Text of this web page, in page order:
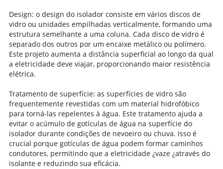
Design: o design do isolador consiste em vários discos de
vidro ou unidades empilhadas verticalmente, formando uma
estrutura semelhante a uma coluna. Cada disco de vidro é
separado dos outros por um encaixe metálico ou polímero.
Este projeto aumenta a distância superficial ao longo da qual
a eletricidade deve viajar, proporcionando maior resistência
elétrica.
Tratamento de superfície: as superfícies de vidro são
frequentemente revestidas com um material hidrofóbico
para torná-las repelentes à água. Este tratamento ajuda a
evitar o acúmulo de gotículas de água na superfície do
isolador durante condições de nevoeiro ou chuva. Isso é
crucial porque gotículas de água podem formar caminhos
condutores, permitindo que a eletricidade ¿vaze ¿através do
isolante e reduzindo sua eficácia.